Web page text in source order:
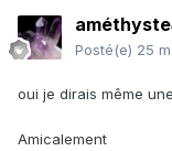
Posté(e) 25
oui je dirais même
Amicalement